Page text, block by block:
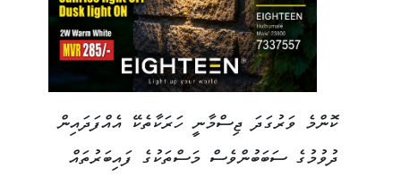
ކޮންމެ ވަރުގަދަ ޖިސްމާނީ ހަރަކާތެކޭ އެއްފަދައިން
ދުވުމުގެ ސަބަބުންވެސް މަސްތަކުގެ ފައިބަރުތައް